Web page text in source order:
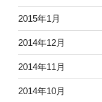
2015年1月
2014年12月
2014年11月
2014年10月